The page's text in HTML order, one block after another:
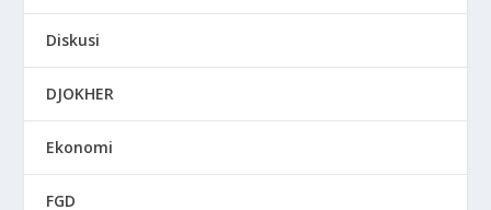
Diskusi
DJOKHER
Ekonomi
FGD